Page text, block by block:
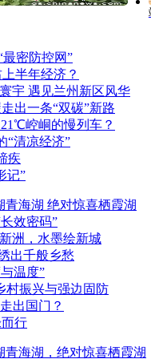
密防控网”
半年经济？
宇 遇见兰州新区风华
出一条“双碳”新路
崆峒的慢列车？
“清凉经济”
疾
记”
青海湖 绝对惊喜栖霞湖
效密码”
洲，水墨绘新城
出千般乡愁
温度”
村振兴与强边固防
出国门？
行
青海湖，绝对惊喜栖霞湖